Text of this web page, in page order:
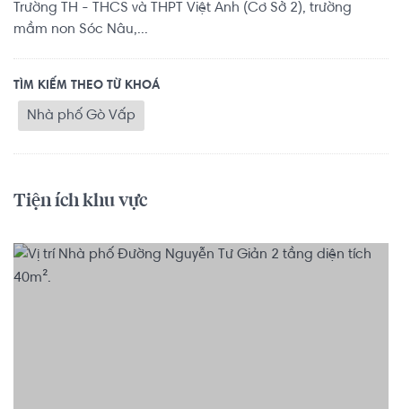
Trường TH - THCS và THPT Việt Anh (Cơ Sở 2), trường
mầm non Sóc Nâu,...
TÌM KIẾM THEO TỪ KHOÁ
Nhà phố Gò Vấp
Tiện ích khu vực